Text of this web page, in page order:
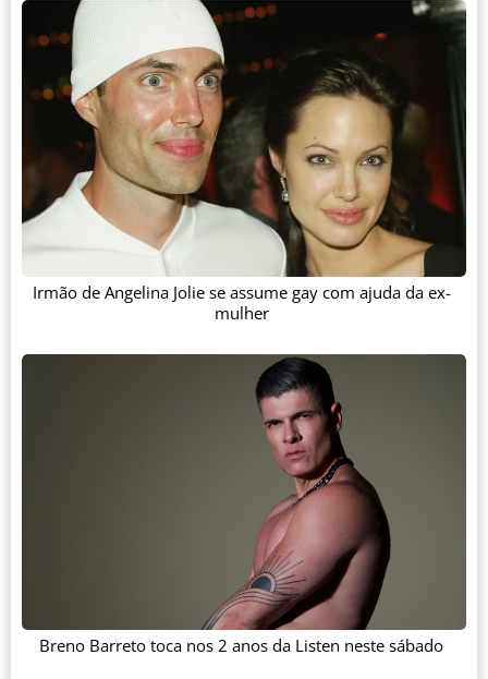
Irmão de Angelina Jolie se assume gay com ajuda da ex-
mulher
Breno Barreto toca nos 2 anos da Listen neste sábado